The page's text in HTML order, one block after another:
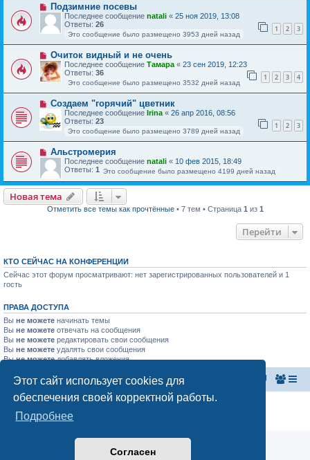
Этот сайт использует cookies для
обеспечения своей корректной работы.
Подробнее
Согласен
Подзимние посевы
Последнее сообщение natali « 25 ноя 2019, 13:08
Ответы: 26 1 2 3
Это сообщение было размещено 3953 дней назад
Очиток видный и не очень
Последнее сообщение Тамара « 23 сен 2019, 12:23
Ответы: 36 1 2 3 4
Это сообщение было размещено 3532 дней назад
Создаем "горячий" цветник
Последнее сообщение Irina « 26 апр 2016, 08:56
Ответы: 23 1 2 3
Это сообщение было размещено 3789 дней назад
Альстромерия
Последнее сообщение natali « 10 фев 2015, 18:49
Ответы: 1 Это сообщение было размещено 4199 дней назад
Новая тема
Отметить все темы как прочтённые• 7 тем • Страница 1 из 1
Перейти
КТО СЕЙЧАС НА КОНФЕРЕНЦИИ
Сейчас этот форум просматривают: нет зарегистрированных пользователей и 1
гость
ПРАВА ДОСТУПА
Вы не можете начинать темы
Вы не можете отвечать на сообщения
Вы не можете редактировать свои сообщения
Вы не можете удалять свои сообщения
Выне можетедобавлять вложения
Главная страница Список форумов
Конфиденциальность |